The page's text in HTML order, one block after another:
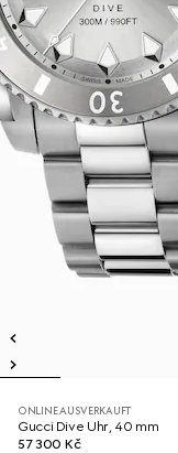
ONLINE AUSVERKAUFT
Gucci Dive Uhr, 40 mm
57 300 Kč